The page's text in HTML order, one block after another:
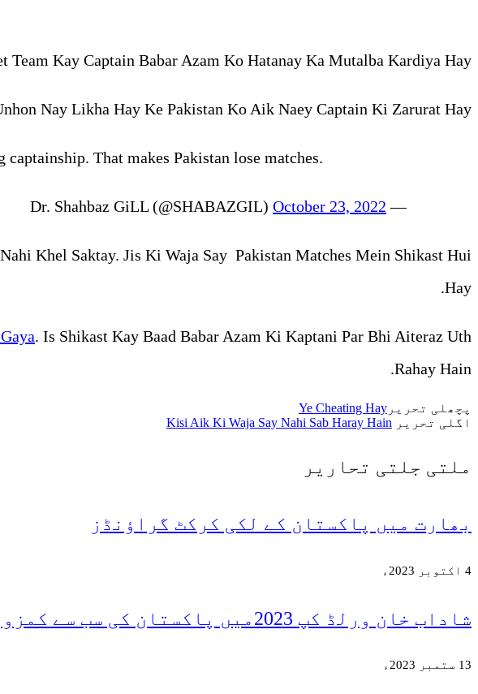
Team Kay Captain Babar Azam Ko Hatanay Ka Mutalba Kardiya Hay.
Nay Likha Hay Ke Pakistan Ko Aik Naey Captain Ki Zarurat Hay.
That makes Pakistan lose matches.
— Dr. Shahbaz GiLL (@SHABAZGIL)
October 23, 2022
Khel Saktay. Jis Ki Waja Say Pakistan Matches Mein Shikast Hui
Hay.
. Is Shikast Kay Baad Babar Azam Ki Kaptani Par Bhi Aiteraz Uth
Rahay Hain.
پچھلی تحریر Ye Cheating Hay
اگلی تحریر Kisi Aik Ki Waja Say Nahi Sab Haray Hain
ملتی جلتی تحاریر
بھارت میں پاکستان کے لکی کرکٹ گراؤنڈز
4 اکتوبر 2023ء
شاداب خان ورلڈ کپ 2023میں پاکستان کی سب سے کمزور کڑی؟
13 ستمبر 2023ء